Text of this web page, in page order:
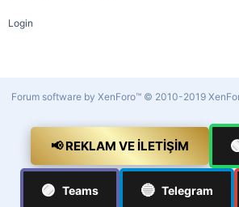
Login
Forum software by XenForo™ © 2010-2019
📢 REKLAM VE İLETIŞIM
🟣 Teams 🔵 Telegram